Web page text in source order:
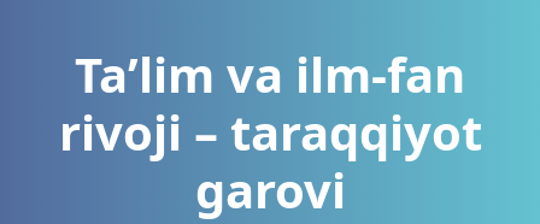
Ta’lim va ilm-fan
rivoji – taraqqiyot
garovi